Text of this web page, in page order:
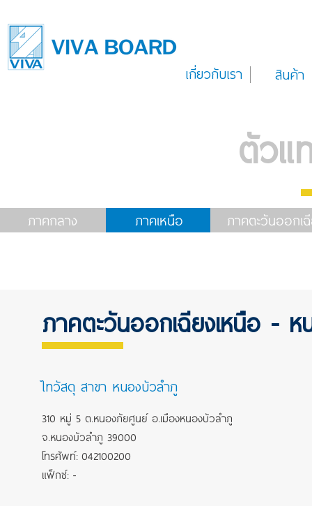
เกี่ยวกับเรา สินค้า
ตัวแ
ภาคกลาง ภาคเหนือ ภาคตะวันออกเ
ไทวัสดุ สาขา หนองบัวลำภู
310 หมู่ 5 ต.หนองภัยศูนย์ อ.เมืองหนองบัวลำภู
จ.หนองบัวลำภู 39000
โทรศัพท์: 042100200
แฟ็กซ์: -
ภาคตะวันออกเฉียงเหนือ -